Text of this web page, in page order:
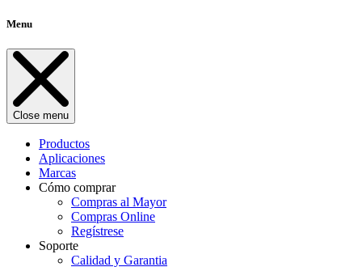
Menu
Close menu
Productos
Aplicaciones
Marcas
Cómo comprar
Compras al Mayor
Compras Online
Regístrese
Soporte
Calidad y Garantia